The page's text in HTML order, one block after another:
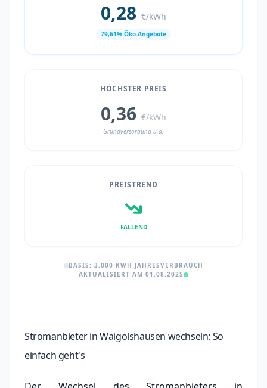
0,28 €/kWh
79,61% Öko-Angebote
HÖCHSTER PREIS
0,36 €/kWh
Grundversorgung u.a.
PREISTREND
FALLEND
BASIS: 3.000 KWH JAHRESVERBRAUCH
AKTUALISIERT AM 01.08.2025
Stromanbieter in Waigolshausen wechseln: So
einfach geht's